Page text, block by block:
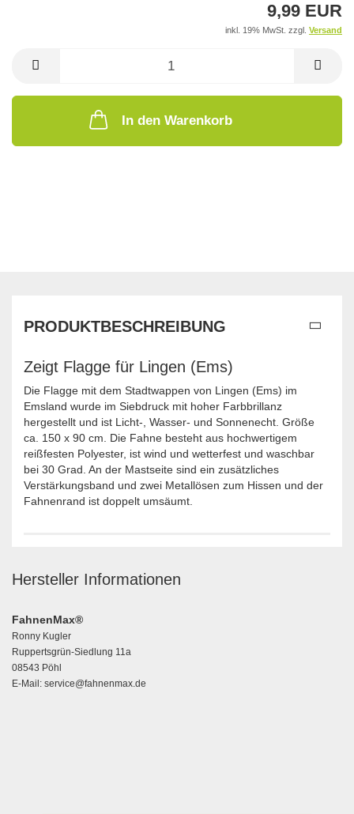
9,99 EUR
inkl. 19% MwSt. zzgl. Versand
In den Warenkorb
PRODUKTBESCHREIBUNG
Zeigt Flagge für Lingen (Ems)
Die Flagge mit dem Stadtwappen von Lingen (Ems) im
Emsland wurde im Siebdruck mit hoher Farbbrillanz
hergestellt und ist Licht-, Wasser- und Sonnenecht. Größe
ca. 150 x 90 cm. Die Fahne besteht aus hochwertigem
reißfesten Polyester, ist wind und wetterfest und waschbar
bei 30 Grad. An der Mastseite sind ein zusätzliches
Verstärkungsband und zwei Metallösen zum Hissen und der
Fahnenrand ist doppelt umsäumt.
Hersteller Informationen
FahnenMax®
Ronny Kugler
Ruppertsgrün-Siedlung 11a
08543 Pöhl
E-Mail: service@fahnenmax.de